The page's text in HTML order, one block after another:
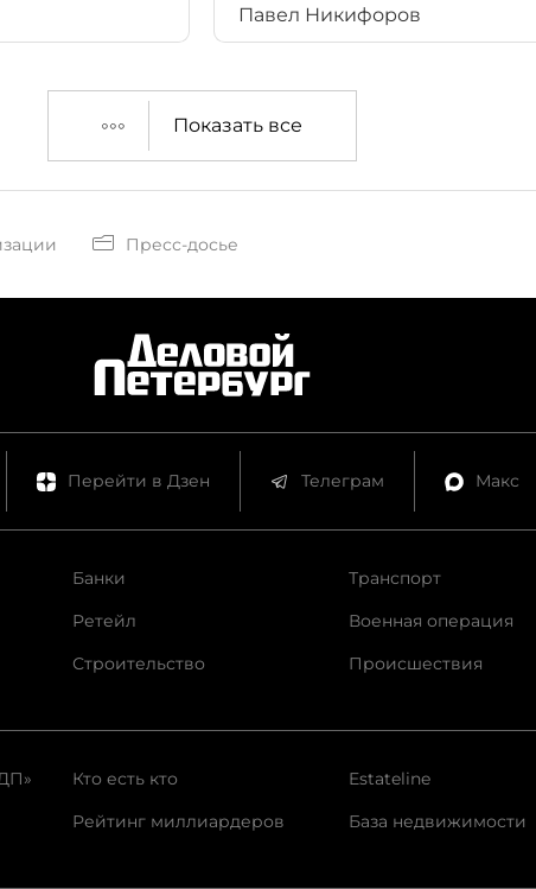
Павел Никифоров
Показать все
Пресс-досье
Перейти в Дзен Телеграм Макс
Банки
Ретейл
Строительство
Транспорт
Военная операция
Происшествия
Кто есть кто
Рейтинг миллиардеров
Estateline
База недвижимости